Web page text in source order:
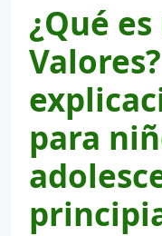
¿Qué
para